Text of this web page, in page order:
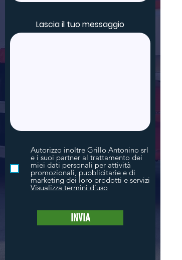
Lascia il tuo messaggio
Autorizzo inoltre Grillo Antonino srl
e i suoi partner al trattamento dei
miei dati personali per attività
promozionali, pubblicitarie e di
marketing dei loro prodotti e servizi
Visualizza termini d'uso
INVIA